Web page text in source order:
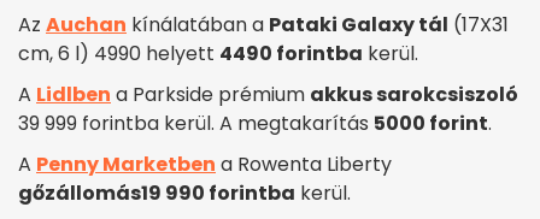
Az Auchan kínálatában a Pataki Galaxy tál (17X31
cm, 6 l) 4990 helyett 4490 forintba kerül.
A Lidlben a Parkside prémium akkus sarokcsiszoló
39 999 forintba kerül. A megtakarítás 5000 forint.
A Penny Marketben a Rowenta Liberty
gőzállomás19 990 forintba kerül.